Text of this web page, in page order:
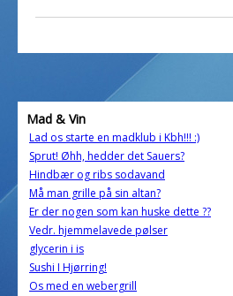
Mad & Vin
Lad os starte en madklub i Kbh!!! :)
Sprut! Øhh, hedder det Sauers?
Hindbær og ribs sodavand
Må man grille på sin altan?
Er der nogen som kan huske dette ??
Vedr. hjemmelavede pølser
glycerin i is
Sushi I Hjørring!
Os med en webergrill